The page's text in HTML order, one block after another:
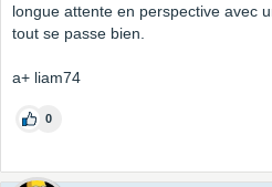
longue attente en perspective avec
tout se passe bien.
a+ liam74
0